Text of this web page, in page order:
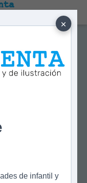
×
de infantil y